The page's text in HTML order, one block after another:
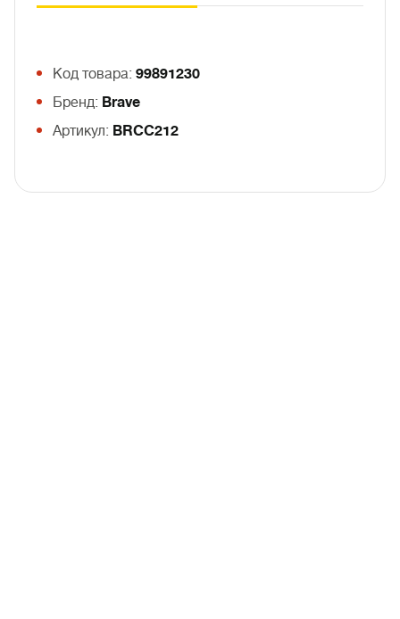
Код товара: 99891230
Бренд: Brave
Артикул: BRCC212